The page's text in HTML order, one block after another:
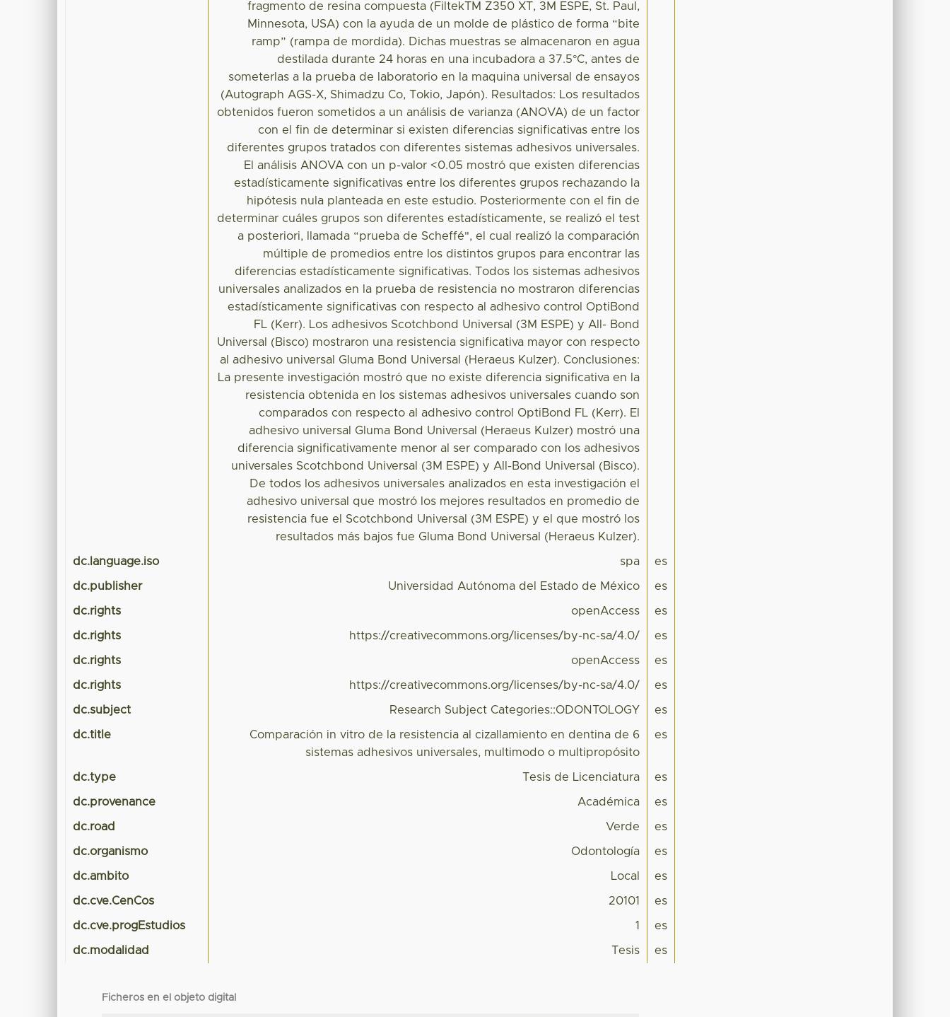
fragmento de resina compuesta (FiltekTM Z350 XT, 3M ESPE, St. Paul,
Minnesota, USA) con la ayuda de un molde de plástico de forma “bite
ramp” (rampa de mordida). Dichas muestras se almacenaron en agua
destilada durante 24 horas en una incubadora a 37.5°C, antes de
someterlas a la prueba de laboratorio en la maquina universal de ensayos
(Autograph AGS-X, Shimadzu Co, Tokio, Japón). Resultados: Los resultados
obtenidos fueron sometidos a un análisis de varianza (ANOVA) de un factor
con el fin de determinar si existen diferencias significativas entre los
diferentes grupos tratados con diferentes sistemas adhesivos universales.
El análisis ANOVA con un p-valor <0.05 mostró que existen diferencias
estadísticamente significativas entre los diferentes grupos rechazando la
hipótesis nula planteada en este estudio. Posteriormente con el fin de
determinar cuáles grupos son diferentes estadísticamente, se realizó el test
a posteriori, llamada “prueba de Scheffé", el cual realizó la comparación
múltiple de promedios entre los distintos grupos para encontrar las
diferencias estadísticamente significativas. Todos los sistemas adhesivos
universales analizados en la prueba de resistencia no mostraron diferencias
estadísticamente significativas con respecto al adhesivo control OptiBond
FL (Kerr). Los adhesivos Scotchbond Universal (3M ESPE) y All- Bond
Universal (Bisco) mostraron una resistencia significativa mayor con respecto
al adhesivo universal Gluma Bond Universal (Heraeus Kulzer). Conclusiones:
La presente investigación mostró que no existe diferencia significativa en la
resistencia obtenida en los sistemas adhesivos universales cuando son
comparados con respecto al adhesivo control OptiBond FL (Kerr). El
adhesivo universal Gluma Bond Universal (Heraeus Kulzer) mostró una
diferencia significativamente menor al ser comparado con los adhesivos
universales Scotchbond Universal (3M ESPE) y All-Bond Universal (Bisco).
De todos los adhesivos universales analizados en esta investigación el
adhesivo universal que mostró los mejores resultados en promedio de
resistencia fue el Scotchbond Universal (3M ESPE) y el que mostró los
resultados más bajos fue Gluma Bond Universal (Heraeus Kulzer).
dc.language.iso spa es
dc.publisher Universidad Autónoma del Estado de México es
dc.rights openAccess es
dc.rights https://creativecommons.org/licenses/by-nc-sa/4.0/ es
dc.rights openAccess es
dc.rights https://creativecommons.org/licenses/by-nc-sa/4.0/ es
dc.subject Research Subject Categories::ODONTOLOGY es
dc.title
Comparación in vitro de la resistencia al cizallamiento en dentina de 6
sistemas adhesivos universales, multimodo o multipropósito
es
dc.type Tesis de Licenciatura es
dc.provenance Académica es
dc.road Verde es
dc.organismo Odontología es
dc.ambito Local es
dc.cve.CenCos 20101 es
dc.cve.progEstudios 1 es
dc.modalidad Tesis es
Ficheros en el objeto digital